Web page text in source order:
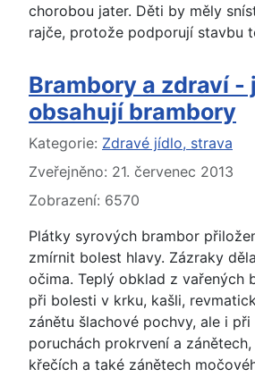
chorobou jater. Děti by měly
rajče, protože podporují stavbu
Brambory a zdraví -
obsahují brambory
Základní údaje
Kategorie: Zdravé jídlo, strava
Zveřejněno: 21. červenec 2013
Zobrazení: 6570
Plátky syrových brambor
zmírnit bolest hlavy. Zázraky
očima. Teplý obklad z vařených
při bolesti v krku, kašli,
zánětu šlachové pochvy, ale i
poruchách prokrvení a
křečích a také zánětech